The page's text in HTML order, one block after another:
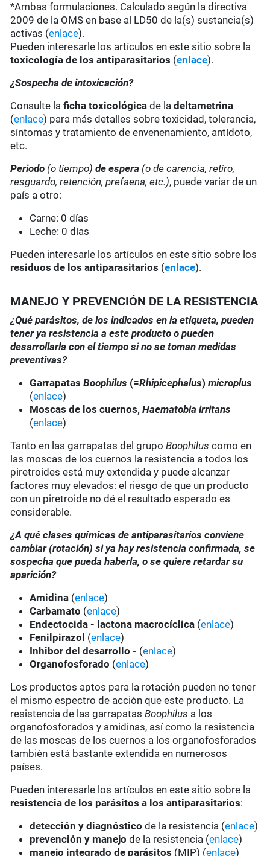
*Ambas formulaciones. Calculado según la directiva
2009 de la OMS en base al LD50 de la(s) sustancia(s)
activas (enlace).
Pueden interesarle los artículos en este sitio sobre la
toxicología de los antiparasitarios (enlace).
¿Sospecha de intoxicación?
Consulte laficha toxicológica de ladeltametrina
(enlace) para más detalles sobre toxicidad, tolerancia,
síntomas y tratamiento de envenenamiento, antídoto,
etc.
Periodo (o tiempo) de espera (o de carencia, retiro,
resguardo, retención, prefaena, etc.), puede variar de un
país a otro:
Carne: 0 días
Leche: 0 días
Pueden interesarle los artículos en este sitio sobre los
residuos de los antiparasitarios (enlace).
MANEJO Y PREVENCIÓN DE LA RESISTENCIA
¿Qué parásitos, de los indicados en la etiqueta, pueden
tener ya resistencia a este producto o pueden
desarrollarla con el tiempo si no se toman medidas
preventivas?
GarrapatasBoophilus (=Rhipicephalus)microplus
(enlace)
Moscas de los cuernos,Haematobia irritans
(enlace)
Tanto en las garrapatas del grupoBoophilus como en
las moscas de los cuernos la resistencia a todos los
piretroides está muy extendida y puede alcanzar
factores muy elevados: el riesgo de que un producto
con un piretroide no dé el resultado esperado es
considerable.
¿A qué clases químicas de antiparasitarios conviene
cambiar (rotación) si ya hay resistencia confirmada, se
sospecha que pueda haberla, o se quiere retardar su
aparición?
Amidina (enlace)
Carbamato (enlace)
Endectocida - lactona macrocíclica (enlace)
Fenilpirazol (enlace)
Inhibor del desarrollo - (enlace)
Organofosforado (enlace)
Los productos aptos para la rotación pueden no tener
el mismo espectro de acción que este producto. La
resistencia de las garrapatasBoophilus a los
organofosforados y amidinas, así como la resistencia
de las moscas de los cuernos a los organofosforados
también está bastante extendida en numerosos
países.
Pueden interesarle los artículos en este sitio sobre la
resistencia de los parásitos a los antiparasitarios:
detección y diagnóstico de la resistencia (enlace)
prevención y manejo de la resistencia (enlace)
manejo integrado de parásitos (MIP) (enlace)